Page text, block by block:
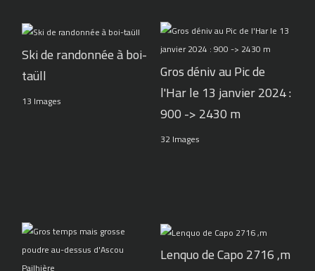
Ski de randonnée à boi-
taüll
13 Images
Gros déniv au Pic de
l'Har le 13 janvier 2024 :
900 -> 2430 m
32 Images
Lenquo de Capo 2716 ,m